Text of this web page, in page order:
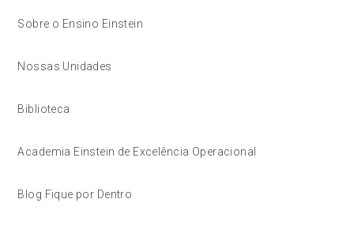
Sobre o Ensino Einstein
Nossas Unidades
Biblioteca
Academia Einstein de Excelência Operacional
Blog Fique por Dentro